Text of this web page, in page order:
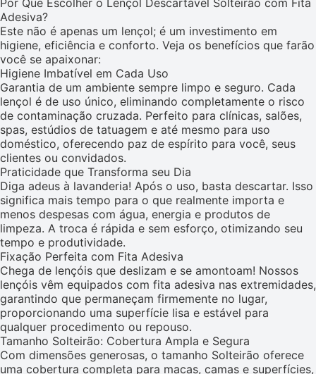
Por Que Escolher o Lençol Descartável Solteirão com Fita
Adesiva?
Este não é apenas um lençol; é um investimento em
higiene, eficiência e conforto. Veja os benefícios que farão
você se apaixonar:
Higiene Imbatível em Cada Uso
Garantia de um ambiente sempre limpo e seguro. Cada
lençol é de uso único, eliminando completamente o risco
de contaminação cruzada. Perfeito para clínicas, salões,
spas, estúdios de tatuagem e até mesmo para uso
doméstico, oferecendo paz de espírito para você, seus
clientes ou convidados.
Praticidade que Transforma seu Dia
Diga adeus à lavanderia! Após o uso, basta descartar. Isso
significa mais tempo para o que realmente importa e
menos despesas com água, energia e produtos de
limpeza. A troca é rápida e sem esforço, otimizando seu
tempo e produtividade.
Fixação Perfeita com Fita Adesiva
Chega de lençóis que deslizam e se amontoam! Nossos
lençóis vêm equipados com fita adesiva nas extremidades,
garantindo que permaneçam firmemente no lugar,
proporcionando uma superfície lisa e estável para
qualquer procedimento ou repouso.
Tamanho Solteirão: Cobertura Ampla e Segura
Com dimensões generosas, o tamanho Solteirão oferece
uma cobertura completa para macas, camas e superfícies,